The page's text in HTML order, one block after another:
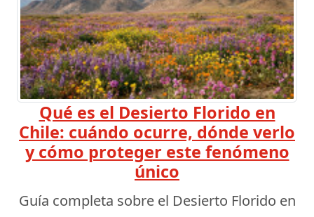
Qué es el Desierto Florido en
Chile: cuándo ocurre, dónde verlo
y cómo proteger este fenómeno
único
Guía completa sobre el Desierto Florido en